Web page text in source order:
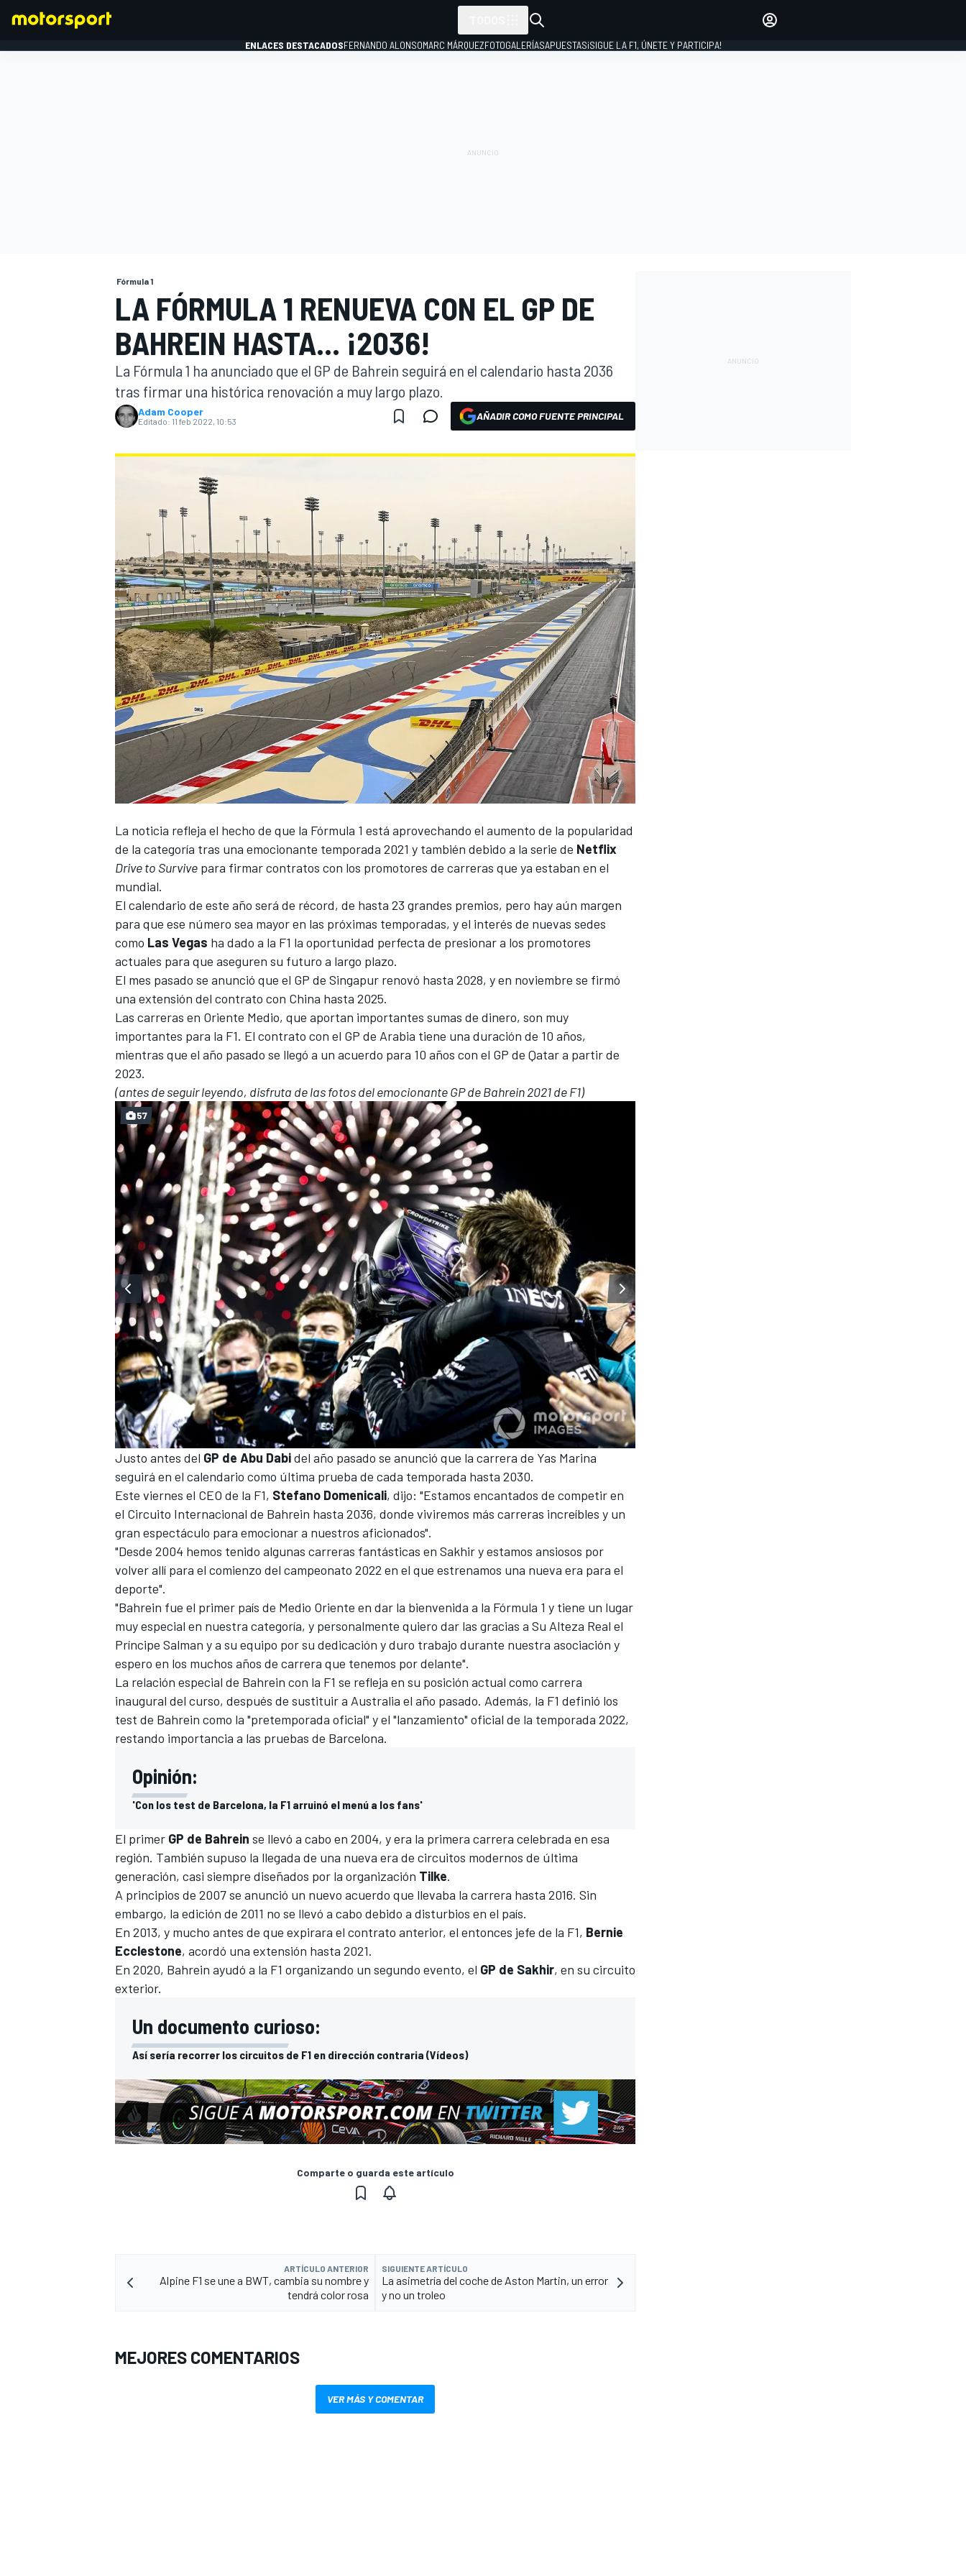
WEC FÓRMULA E
MÁS CATEGORÍAS
ENLACES DESTACADOSFERNANDO ALONSOMARC MÁRQUEZFOTOGALERÍASAPUESTAS¡SIGUE LA F1, ÚNETE Y PARTICIPA!
Fórmula 1
LA FÓRMULA 1 RENUEVA CON EL GP DE
BAHREIN HASTA... ¡2036!
La Fórmula 1 ha anunciado que el GP de Bahrein seguirá en el calendario hasta 2036
tras firmar una histórica renovación a muy largo plazo.
Adam Cooper
Editado: 11 feb 2022, 10:53 AÑADIR COMO FUENTE PRINCIPAL
La noticia refleja el hecho de que la Fórmula 1 está aprovechando el aumento de la popularidad
de la categoría tras una emocionante temporada 2021 y también debido a la serie de Netflix
Drive to Survive para firmar contratos con los promotores de carreras que ya estaban en el
mundial.
El calendario de este año será de récord, de hasta 23 grandes premios, pero hay aún margen
para que ese número sea mayor en las próximas temporadas, y el interés de nuevas sedes
como Las Vegas ha dado a la F1 la oportunidad perfecta de presionar a los promotores
actuales para que aseguren su futuro a largo plazo.
El mes pasado se anunció que el GP de Singapur renovó hasta 2028, y en noviembre se firmó
una extensión del contrato con China hasta 2025.
Las carreras en Oriente Medio, que aportan importantes sumas de dinero, son muy
importantes para la F1. El contrato con el GP de Arabia tiene una duración de 10 años,
mientras que el año pasado se llegó a un acuerdo para 10 años con el GP de Qatar a partir de
2023.
(antes de seguir leyendo, disfruta de las fotos del emocionante GP de Bahrein 2021 de F1)
57
Justo antes del GP de Abu Dabidel año pasado se anunció que la carrera de Yas Marina
seguirá en el calendario como última prueba de cada temporada hasta 2030.
Este viernes el CEO de la F1, Stefano Domenicali, dijo: "Estamos encantados de competir en
el Circuito Internacional de Bahrein hasta 2036, donde viviremos más carreras increíbles y un
gran espectáculo para emocionar a nuestros aficionados".
"Desde 2004 hemos tenido algunas carreras fantásticas en Sakhir y estamos ansiosos por
volver allí para el comienzo del campeonato 2022 en el que estrenamos una nueva era para el
deporte".
"Bahrein fue el primer país de Medio Oriente en dar la bienvenida a la Fórmula 1 y tiene un lugar
muy especial en nuestra categoría, y personalmente quiero dar las gracias a Su Alteza Real el
Príncipe Salman y a su equipo por su dedicación y duro trabajo durante nuestra asociación y
espero en los muchos años de carrera que tenemos por delante".
La relación especial de Bahrein con la F1 se refleja en su posición actual como carrera
inaugural del curso, después de sustituir a Australia el año pasado. Además, la F1 definió los
test de Bahrein como la "pretemporada oficial" y el "lanzamiento" oficial de la temporada 2022,
restando importancia a las pruebas de Barcelona.
Opinión:
'Con los test de Barcelona, la F1 arruinó el menú a los fans'
El primer GP de Bahrein se llevó a cabo en 2004, y era la primera carrera celebrada en esa
región. También supuso la llegada de una nueva era de circuitos modernos de última
generación, casi siempre diseñados por la organización Tilke.
A principios de 2007 se anunció un nuevo acuerdo que llevaba la carrera hasta 2016. Sin
embargo, la edición de 2011 no se llevó a cabo debido a disturbios en el país.
En 2013, y mucho antes de que expirara el contrato anterior, el entonces jefe de la F1, Bernie
Ecclestone, acordó una extensión hasta 2021.
En 2020, Bahrein ayudó a la F1 organizando un segundo evento, el GP de Sakhir, en su circuito
exterior.
Un documento curioso:
Así sería recorrer los circuitos de F1 en dirección contraria (Vídeos)
Comparte o guarda este artículo
ARTÍCULO ANTERIOR
Alpine F1 se une a BWT, cambia su nombre y
tendrá color rosa
SIGUIENTE ARTÍCULO
La asimetría del coche de Aston Martin, un error
y no un troleo
MEJORES COMENTARIOS
VER MÁS Y COMENTAR